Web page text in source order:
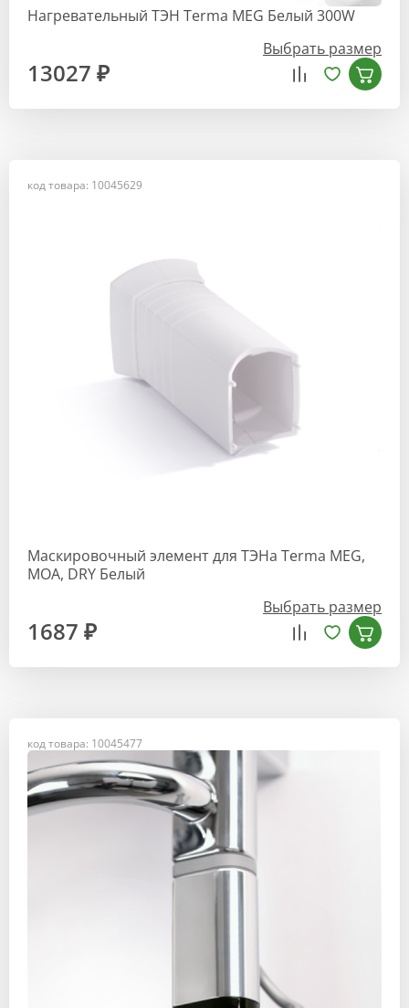
Нагревательный ТЭН Terma MEG Белый 300W
Выбрать размер
13027 ₽
код товара: 10045629
Маскировочный элемент для ТЭНа Terma MEG,
MOA, DRY Белый
Выбрать размер
1687 ₽
код товара: 10045477